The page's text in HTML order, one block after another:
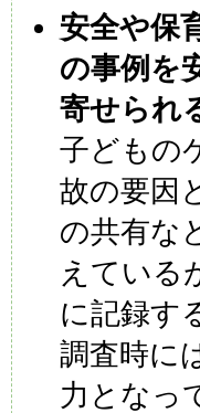
安全や保
の事例を
寄せられ
子どもの
故の要因
の共有な
えている
に記録す
調査時に
力となっ